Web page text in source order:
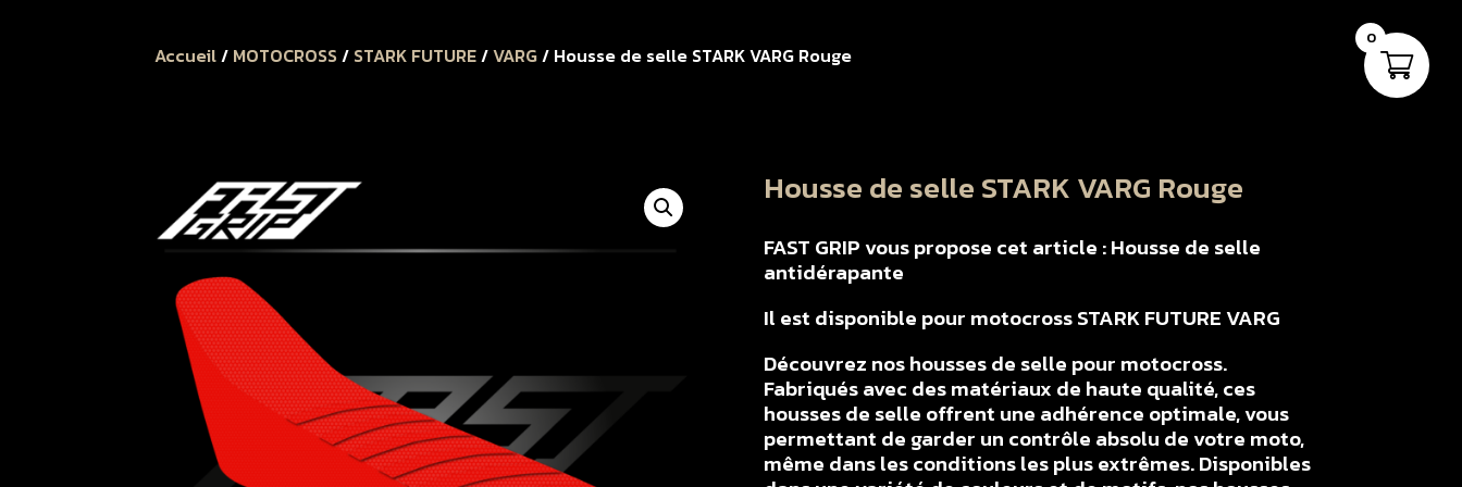
Accueil/ MOTOCROSS / STARK FUTURE/VARG/ Housse de selle STARK VARG Rouge
Housse de selle STARK VARG Rouge
FAST GRIP vous propose cet article : Housse de selle
antidérapante
Il est disponible pour motocross STARK FUTURE VARG
Découvrez nos housses de selle pour motocross.
Fabriqués avec des matériaux de haute qualité, ces
housses de selle offrent une adhérence optimale, vous
permettant de garder un contrôle absolu de votre moto,
même dans les conditions les plus extrêmes. Disponibles
0